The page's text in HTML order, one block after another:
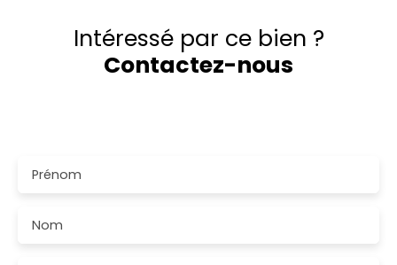
Intéressé par ce bien ?
Contactez-nous
Prénom
Nom